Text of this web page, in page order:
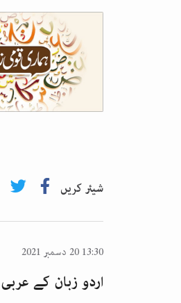
شیئر کریں
13:30 20 دسمبر 2021
اردو زبان کے